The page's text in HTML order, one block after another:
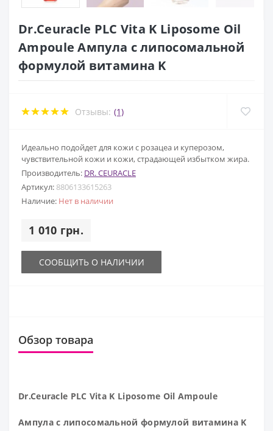
Dr.Ceuracle PLC Vita K Liposome Oil
Ampoule Ампула с липосомальной
формулой витамина K
Отзывы: (1)
Идеально подойдет для кожи с розацеа и куперозом,
чувствительной кожи и кожи, страдающей избытком жира.
Производитель: DR. CEURACLE
Артикул: 8806133615263
Наличие: Нет в наличии
1 010 грн.
СООБЩИТЬ О НАЛИЧИИ
Обзор товара
Dr.Ceuracle PLC Vita K Liposome Oil Ampoule
Ампула с липосомальной формулой витамина K